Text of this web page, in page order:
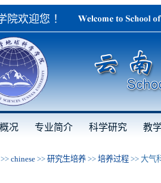
院欢迎您 ！
况 专业简介 科学研究 教
>> chinese >> 研究生培养 >> 培养过程 >> 大气